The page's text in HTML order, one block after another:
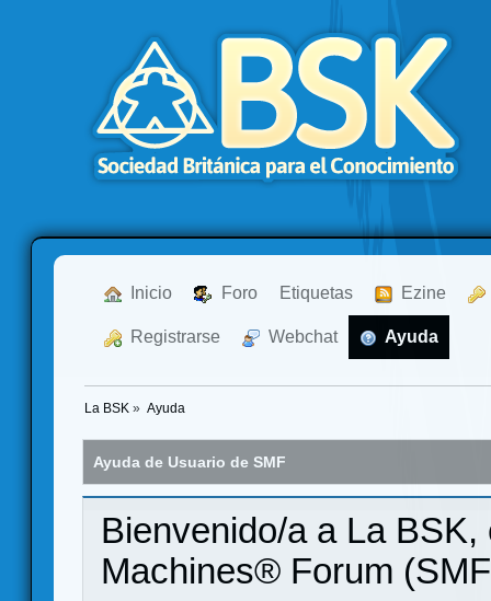
Inicio Foro Etiquetas Ezine
Registrarse Webchat Ayuda
La BSK » Ayuda
Ayuda de Usuario de SMF
Bienvenido/a a La
Machines® Forum